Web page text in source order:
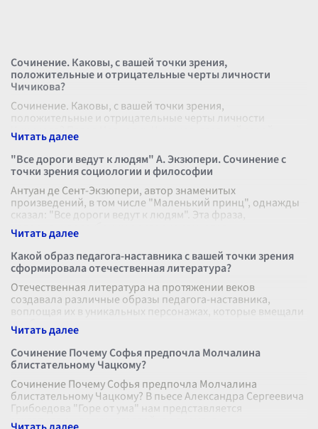
Сочинение. Каковы, с вашей точки зрения,
положительные и отрицательные черты личности
Чичикова?
Сочинение. Каковы, с вашей точки зрения,
положительные и отрицательные черты личности
Чичикова? Павел Иванович Чичиков, главный герой
знаменитой поэмы Николая Васильевича Гоголя «
"Все дороги ведут к людям" А. Экзюпери. Сочинение с
точки зрения социологии и философии
Антуан де Сент-Экзюпери, автор знаменитых
произведений, в том числе "Маленький принц", однажды
сказал: "Все дороги ведут к людям". Эта фраза,
наполненная глубоким символизмом, отра
Какой образ педагога-наставника с вашей точки зрения
сформировала отечественная литература?
Отечественная литература на протяжении веков
создавала различные образы педагога-наставника,
воплощая их в уникальных персонажах, которые вмещали
в себе идеалы и противоречия своег
Сочинение Почему Софья предпочла Молчалина
блистательному Чацкому?
Сочинение Почему Софья предпочла Молчалина
блистательному Чацкому? В пьесе Александра Сергеевича
Грибоедова "Горе от ума" нам представляется
захватывающая и многослойная драма, в